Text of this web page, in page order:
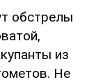
обстрелы
из
Не